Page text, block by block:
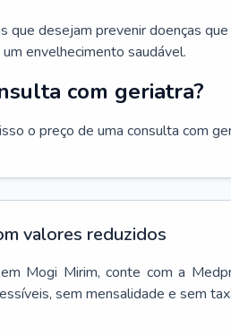
que desejam prevenir doenças
envelhecimento saudável.
com geriatra?
o preço de uma consulta com
valores reduzidos
em Mogi Mirim, conte com a
sem mensalidade e sem